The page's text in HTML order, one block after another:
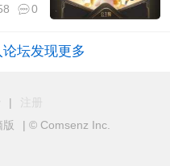
0
坛发现更多
|
注册
版 | © Comsenz Inc.